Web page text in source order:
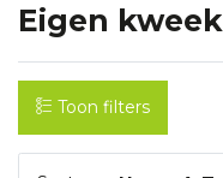
Eigen kweek
Toon filters